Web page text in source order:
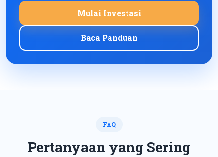
Mulai Investasi
Baca Panduan
FAQ
Pertanyaan yang Sering